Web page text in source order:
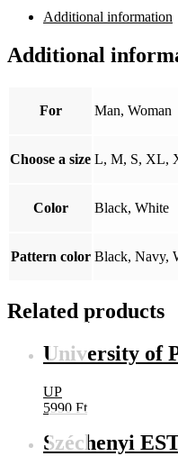
quantity
Additional information
Additional
For Man, Woman
Choose a size L, M, S, XL,
Color Black, White
Pattern color Black, Navy,
Related products
University of
UP
5990 Ft
Széchenyi